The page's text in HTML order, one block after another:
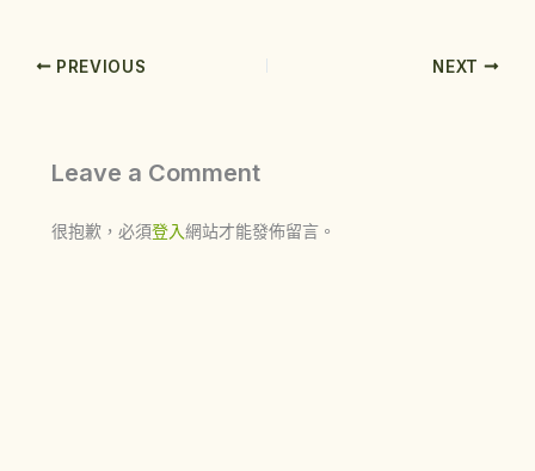
PREVIOUS NEXT
Leave a Comment
很抱歉，必須登入網站才能發佈留言。